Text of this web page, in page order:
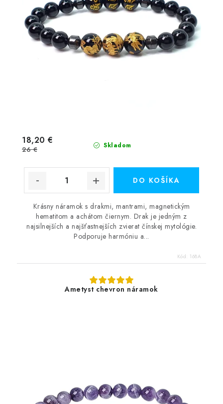
Skladom
18,20 €
26 €
DO KOŠÍKA
Krásny náramok s drakmi, mantrami, magnetickým
hematitom a achátom čiernym. Drak je jedným z
najsilnejších a najšťastnejších zvierat čínskej mytológie.
Podporuje harmóniu a...
Kód: 168A
Ametyst chevron náramok